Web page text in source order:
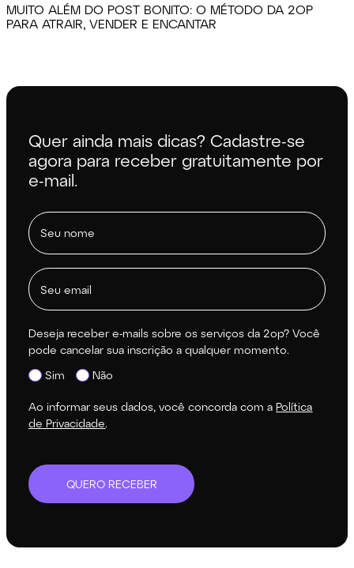
MUITO ALÉM DO POST BONITO: O MÉTODO DA 2OP
PARA ATRAIR, VENDER E ENCANTAR
Quer ainda mais dicas? Cadastre-se
agora para receber gratuitamente por
e-mail.
Deseja receber e-mails sobre os serviços da 2op? Você
pode cancelar sua inscrição a qualquer momento.
Sim
Não
Ao informar seus dados, você concorda com aPolítica
de Privacidade.
QUERO RECEBER